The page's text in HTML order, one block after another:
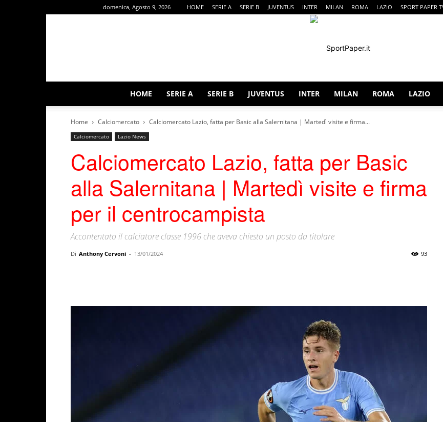
domenica, Agosto 9, 2026 HOME SERIE A SERIE B JUVENTUS INTER MILAN ROMA LAZIO SPORT PAPER
HOME SERIE A SERIE B JUVENTUS INTER MILAN ROMA LAZIO
Home Calciomercato Calciomercato Lazio, fatta per Basic alla Salernitana | Martedì visite e firma...
Calciomercato Lazio News
Calciomercato Lazio, fatta per Basic
alla Salernitana | Martedì visite e firma
per il centrocampista
Accontentato il calciatore classe 1996 che aveva chiesto un posto da titolare
Di Anthony Cervoni - 13/01/2024 93